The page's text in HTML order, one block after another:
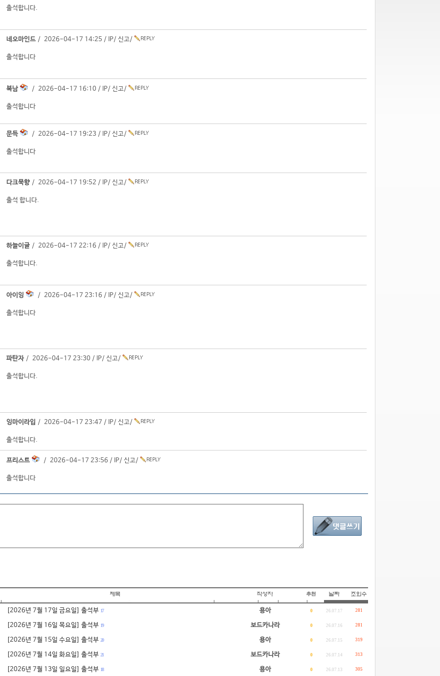
출석합니다.
네오마인드 / 2026-04-17 14:25 / IP/ 신고/
출석합니다
복남 / 2026-04-17 16:10 / IP/ 신고/
출석합니다
문득 / 2026-04-17 19:23 / IP/ 신고/
출석합니다
다크묵향 / 2026-04-17 19:52 / IP/ 신고/
출석 합니다.
하늘이글 / 2026-04-17 22:16 / IP/ 신고/
출석합니다.
아이잉 / 2026-04-17 23:16 / IP/ 신고/
출석합니다
파탄자 / 2026-04-17 23:30 / IP/ 신고/
출석합니다.
잉마이라입 / 2026-04-17 23:47 / IP/ 신고/
출석합니다.
프리스트 / 2026-04-17 23:56 / IP/ 신고/
출석합니다
[2026년 7월 17일 금요일] 출석부 17 용아 0 26.07.17 281
[2026년 7월 16일 목요일] 출석부 19 보드카나라 0 26.07.16 281
[2026년 7월 15일 수요일] 출석부 20 용아 0 26.07.15 319
[2026년 7월 14일 화요일] 출석부 21 보드카나라 0 26.07.14 313
[2026년 7월 13일 일요일] 출석부 18 용아 0 26.07.13 305